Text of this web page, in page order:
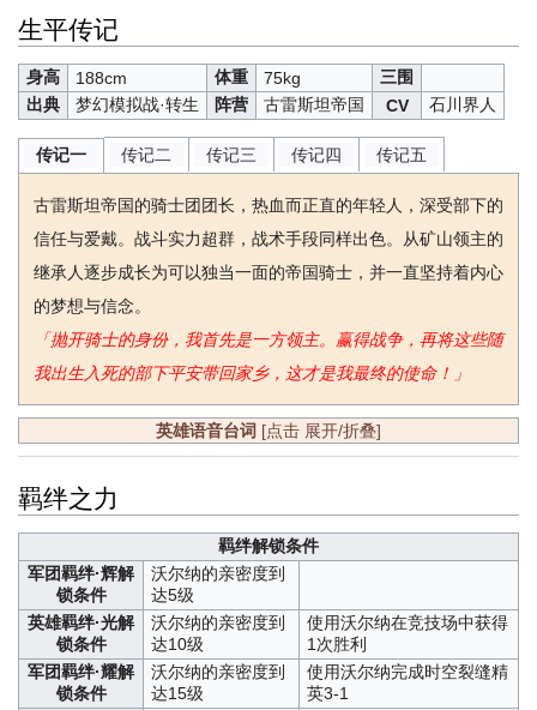
生平传记
身高 188cm 体重 75kg
三围
出典
梦幻模拟战·转生 阵营 古雷斯坦帝国 CV 石川界人
传记一 传记二 传记三 传记四 传记五
古雷斯坦帝国的骑士团团长，热血而正直的年轻人，深受部下的
信任与爱戴。战斗实力超群，战术手段同样出色。从矿山领主的
继承人逐步成长为可以独当一面的帝国骑士，并一直坚持着内心
的梦想与信念。
「抛开骑士的身份，我首先是一方领主。赢得战争，再将这些随
我出生入死的部下平安带回家乡，这才是我最终的使命！」
英雄语音台词 [点击 展开/折叠]
羁绊之力
羁绊解锁条件
军团羁绊·辉解
锁条件
沃尔纳的亲密度到
达5级
英雄羁绊·光解
锁条件
沃尔纳的亲密度到
达10级
使用沃尔纳在竞技场中获得
1次胜利
军团羁绊·耀解
锁条件
沃尔纳的亲密度到
达15级
使用沃尔纳完成时空裂缝精
英3-1